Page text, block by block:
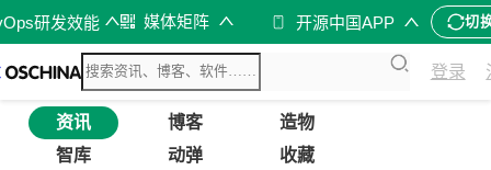
研发效能 媒体矩阵 开源中国APP 切
登录
资讯 博客
造物
智库
动弹
收藏